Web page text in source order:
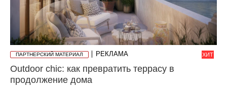
ХИТ
ПАРТНЕРСКИЙ МАТЕРИАЛ РЕКЛАМА
Outdoor chic: как превратить террасу в
продолжение дома